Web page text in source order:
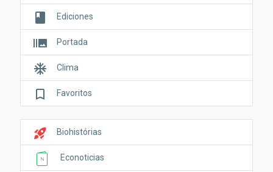
book Ediciones
burst_mode Portada
ac_unit Clima
bookmark_border Favoritos
rocket_launch Biohistórias
Econoticias